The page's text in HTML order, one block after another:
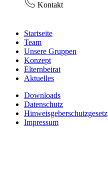
Kontakt
Startseite
Team
Unsere Gruppen
Konzept
Elternbeirat
Aktuelles
Downloads
Datenschutz
Hinweisgeberschutzgesetz
Impressum